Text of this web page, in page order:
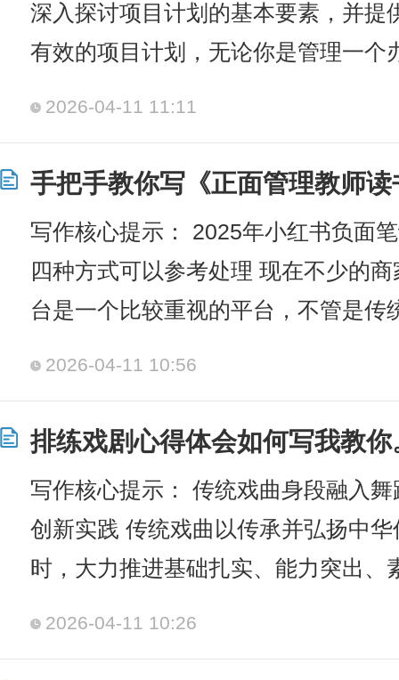
深入探讨项目计划的基本要素，并提
有效的项目计划，无论你是管理一个
2026-04-11 11:11
手把手教你写《正面管理教师
写作核心提示： 2025年小红书负面
四种方式可以参考处理 现在不少的
台是一个比较重视的平台，不管是传
2026-04-11 10:56
排练戏剧心得体会如何写我教
写作核心提示： 传统戏曲身段融入
创新实践 传统戏曲以传承并弘扬中
时，大力推进基础扎实、能力突出、
2026-04-11 10:26